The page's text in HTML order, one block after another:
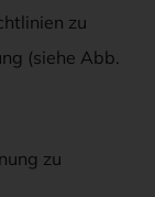
zu
(siehe Abb.